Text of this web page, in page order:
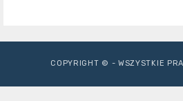
COPYRIGHT © - WSZYSTKIE